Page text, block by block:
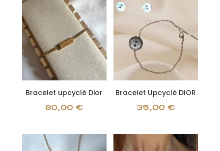
Bracelet upcyclé Dior
80,00 €
Bracelet Upcyclé DIOR
35,00 €